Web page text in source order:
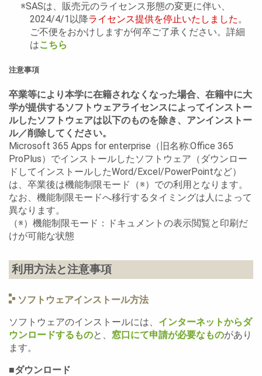
※SASは、販売元のライセンス形態の変更に伴い、
2024/4/1以降ライセンス提供を停止いたしました。
ご不便をおかけしますが何卒ご了承ください。詳細
はこちら
注意事項
卒業等により本学に在籍されなくなった場合、在籍中に大
学が提供するソフトウェアライセンスによってインストー
ルしたソフトウェアは以下のものを除き、アンインストー
ル／削除してください。
Microsoft 365 Apps for enterprise（旧名称:Office 365
ProPlus）でインストールしたソフトウェア（ダウンロー
ドしてインストールしたWord/Excel/PowerPointなど）
は、卒業後は機能制限モード（※）での利用となります。
なお、機能制限モードへ移行するタイミングは人によって
異なります。
（※）機能制限モード：ドキュメントの表示閲覧と印刷だ
けが可能な状態
利用方法と注意事項
ソフトウェアインストール方法
ソフトウェアのインストールには、 インターネットからダ
ウンロードするものと、 窓口にて申請が必要なものがあり
ます。
■ダウンロード